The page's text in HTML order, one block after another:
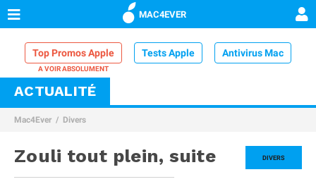
MAC4EVER
Top Promos Apple Tests Apple Antivirus Mac
VPN Mac
Comparatif iPhone
ACTUALITÉ
Mac4Ever Divers
DIVERS
Zouli tout plein, suite